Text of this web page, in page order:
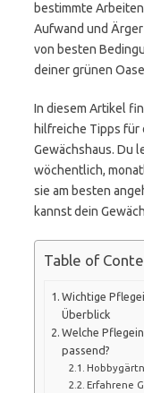
bestimmte
Aufwand und
von besten
deiner grünen
In diesem Artikel
hilfreiche Tipps für
Gewächshaus. Du
wöchentlich,
sie am besten
kannst dein
Table of
Wichtige
Überblick
Welche
passend?
Erfahrene